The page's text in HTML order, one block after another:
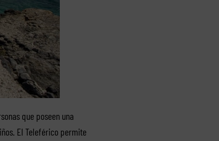
que poseen una
El Teleférico permite